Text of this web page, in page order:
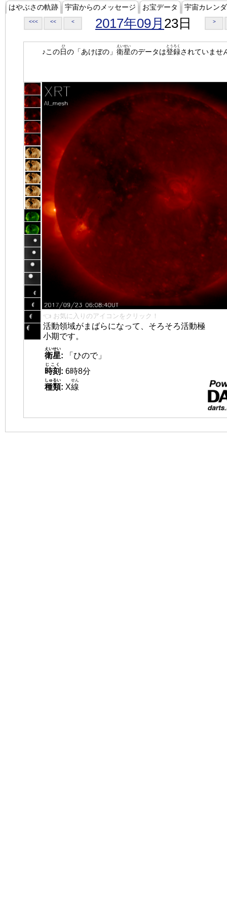
はやぶさの軌跡 宇宙からのメッセージ お宝データ 宇宙カレン
<<< << < 2017年09月 23日 >
♪この日
ひ
の「あけぼの」 衛星
えいせい
のデータは登録
とうろく
されていませ
👈 お気に入りのアイコンをクリック！
活動領域がまばらになって、そろそろ活動極
小期です。
衛星
えいせい
:
「ひので」
時刻
じこく
: 6時8分
種類
しゅるい
: X線
せん